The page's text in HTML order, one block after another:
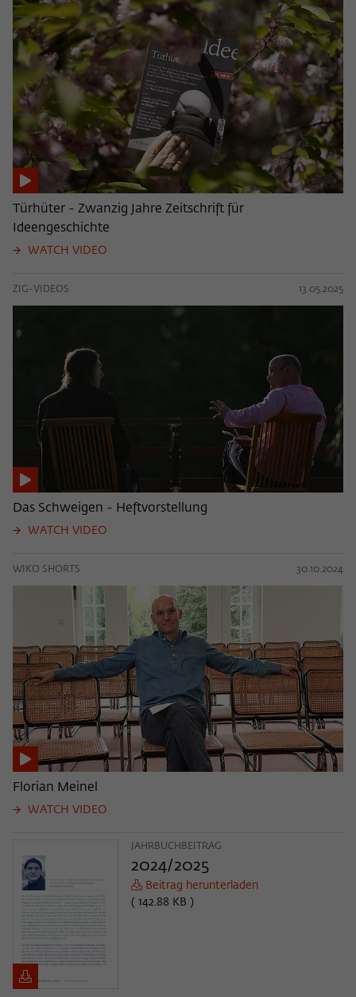
Türhüter - Zwanzig Jahre Zeitschrift für
Ideengeschichte
WATCH VIDEO
ZIG-VIDEOS 13.05.2025
Das Schweigen - Heftvorstellung
WATCH VIDEO
WIKO SHORTS 30.10.2024
Florian Meinel
WATCH VIDEO
JAHRBUCHBEITRAG
2024/2025
Beitrag herunterladen
( 142.88 KB )